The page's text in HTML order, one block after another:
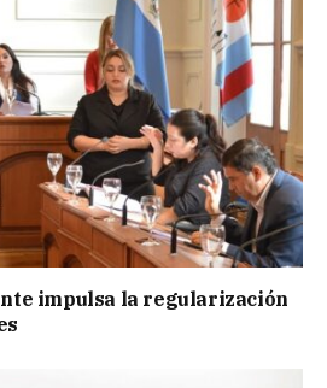
impulsa la regularización